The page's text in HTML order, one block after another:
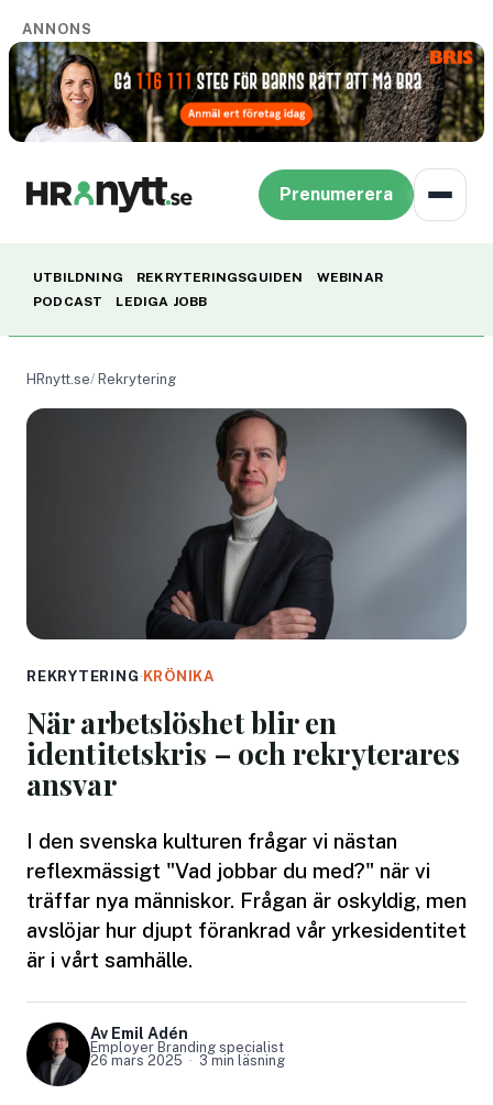
ANNONS
Prenumerera
UTBILDNING REKRYTERINGSGUIDEN
WEBINAR
PODCAST
LEDIGA JOBB
HRnytt.se Rekrytering
REKRYTERING · KRÖNIKA
När arbetslöshet blir en
identitetskris – och rekryterares
ansvar
I den svenska kulturen frågar vi nästan
reflexmässigt "Vad jobbar du med?" när vi
träffar nya människor. Frågan är oskyldig, men
avslöjar hur djupt förankrad vår yrkesidentitet
är i vårt samhälle.
Av Emil Adén
Employer Branding specialist
26 mars 2025
3 min läsning